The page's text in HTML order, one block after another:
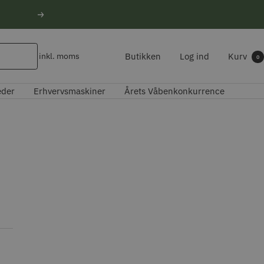
Næste
inkl. moms Butikken Log ind Kurv 0
Erhvervsmaskiner Årets Våbenkonkurrence